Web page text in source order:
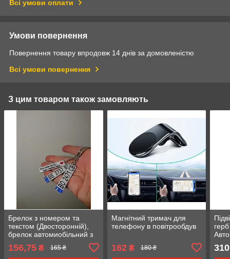
Всі умови оплати
Умови повернення
Повернення товару впродовж 14 днів за домовленістю
Всі умови повернення
З цим товаром також замовляють
Брелок з номером та
текстом (Двосторонній),
брелок автомиобільний з
156,75 ₴ 165 ₴
Магнітний тримач для
телефону в повітрообдув
162₴ 180 ₴ 310